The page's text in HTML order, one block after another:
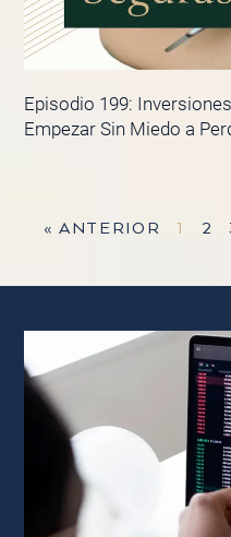
Episodio 199:
Empezar Sin Miedo a
« ANTERIOR 1 2